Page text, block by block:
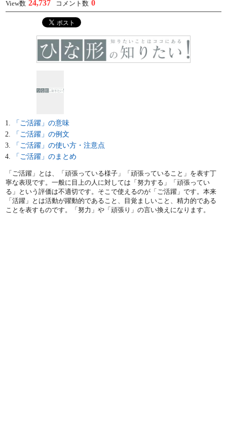
View数 24,737 コメント数 0
「ご活躍」の意味
「ご活躍」の例文
「ご活躍」の使い方・注意点
「ご活躍」のまとめ
「ご活躍」とは、「頑張っている様子」「頑張っていること」を表す丁
寧な表現です。一般に目上の人に対しては「努力する」「頑張ってい
る」という評価は不適切です。そこで使えるのが「ご活躍」です。本来
「活躍」とは活動が躍動的であること、目覚ましいこと、精力的である
ことを表すものです。「努力」や「頑張り」の言い換えになります。